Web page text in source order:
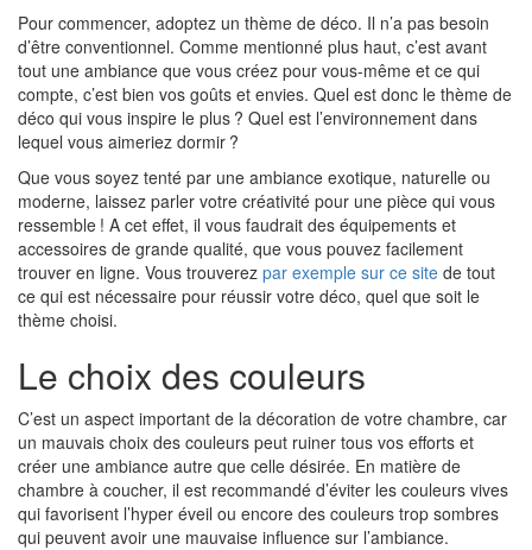
Pour commencer, adoptez un thème de déco. Il n’a pas besoin
d’être conventionnel. Comme mentionné plus haut, c’est avant
tout une ambiance que vous créez pour vous-même et ce qui
compte, c’est bien vos goûts et envies. Quel est donc le thème de
déco qui vous inspire le plus ? Quel est l’environnement dans
lequel vous aimeriez dormir ?
Que vous soyez tenté par une ambiance exotique, naturelle ou
moderne, laissez parler votre créativité pour une pièce qui vous
ressemble ! A cet effet, il vous faudrait des équipements et
accessoires de grande qualité, que vous pouvez facilement
trouver en ligne. Vous trouverez par exemple sur ce site de tout
ce qui est nécessaire pour réussir votre déco, quel que soit le
thème choisi.
Le choix des couleurs
C’est un aspect important de la décoration de votre chambre, car
un mauvais choix des couleurs peut ruiner tous vos efforts et
créer une ambiance autre que celle désirée. En matière de
chambre à coucher, il est recommandé d’éviter les couleurs vives
qui favorisent l’hyper éveil ou encore des couleurs trop sombres
qui peuvent avoir une mauvaise influence sur l’ambiance.